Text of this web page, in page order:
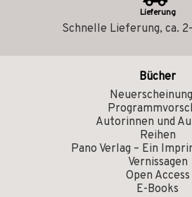
Lieferung
Schnelle Lieferung, ca.
Bücher
Autorinnen und
Reihen
Pano Verlag – Ein
Vernissagen
Open Access
E-Books